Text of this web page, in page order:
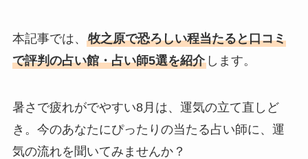
本記事では、 牧之原で恐ろしい程当たると口コミ
で評判の占い館・占い師5選を紹介します。
暑さで疲れがでやすい8月は、運気の立て直しど
き。今のあなたにぴったりの当たる占い師に、運
気の流れを聞いてみませんか？